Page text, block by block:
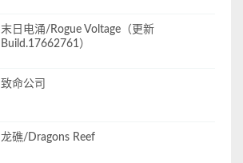
末日电涌/Rogue Voltage（更新
Build.17662761）
致命公司
龙礁/Dragons Reef